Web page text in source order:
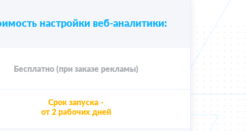
настройки веб-аналитики:
Бесплатно (при заказе рекламы)
Срок запуска -
от 2 рабочих дней